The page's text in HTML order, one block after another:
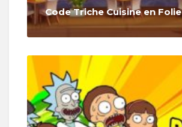
Code Triche Cuisine en Folie